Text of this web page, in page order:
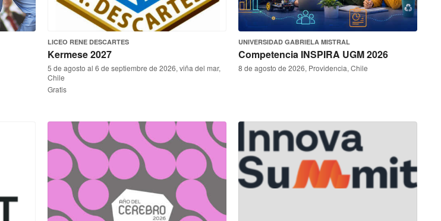
LICEO RENE DESCARTES
Kermese 2027
5 de agosto al 6 de septiembre de 2026, viña del mar,
Chile
Gratis
UNIVERSIDAD GABRIELA MISTRAL
Competencia INSPIRA UGM 2026
8 de agosto de 2026, Providencia, Chile